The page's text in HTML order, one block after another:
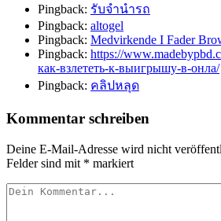
Pingback: รับจำนำรถ
Pingback: altogel
Pingback: Medvirkende I Fader
Pingback: https://
как-взлететь-к-выигрышу-в-онла/
Pingback: คลิปหลุด
Kommentar schreiben
Deine E-Mail-Adresse wird nicht
Felder sind mit * markiert